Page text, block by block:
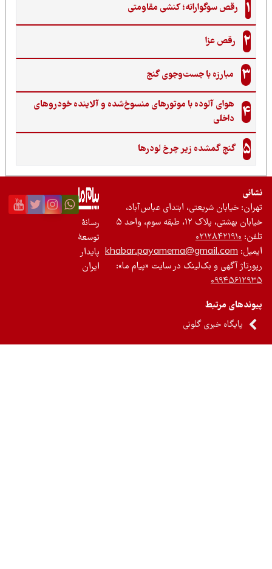
رقص سوگوارانه؛ کنشی مقاومتی
رقص عزا
مبارزه با جست‌وجوی گنج‌
هوای آلوده با موتورهای منسوخ‌شده و آلاینده خودروهای
داخلی
گنجِ گمشده زیر چرخ لودرها
خیابان شریعتی، ابتدای عباس‌آباد،
بهشتی، پلاک ۱۲، طبقه سوم، واحد ۵
۰۲۱۲۸۴۲۱۹۱۰
khabar.payamema@gmail.com
آگهی و بک‌لینک در سایت «پیام ما»:
مرتبط
پایگاه خبری گلونی
رسانۀ
توسعۀ
پایدار
ایران